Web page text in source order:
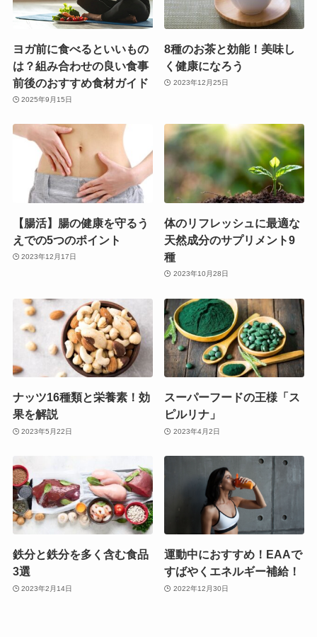
ヨガ前に食べるといいもの
は？組み合わせの良い食事
前後のおすすめ食材ガイド
2025年9月15日
8種のお茶と効能！美味し
く健康になろう
2023年12月25日
【腸活】腸の健康を守るう
えでの5つのポイント
2023年12月17日
体のリフレッシュに最適な
天然成分のサプリメント9
種
2023年10月28日
ナッツ16種類と栄養素！効
果を解説
2023年5月22日
スーパーフードの王様「ス
ピルリナ」
2023年4月2日
鉄分と鉄分を多く含む食品
3選
2023年2月14日
運動中におすすめ！EAAで
すばやくエネルギー補給！
2022年12月30日